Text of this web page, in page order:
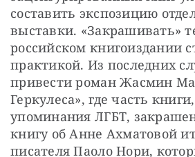
составить экспозицию
выставки. «Закрашивать»
российском книгоиздании
практикой. Из последних
привести роман Жасмин
Геркулеса», где часть
упоминания ЛГБТ,
книгу об Анне Ахматовой
писателя Паоло Нори,